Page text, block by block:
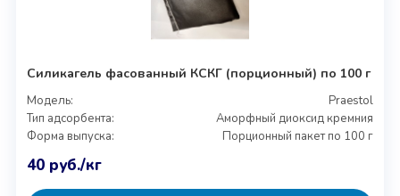
Силикагель фасованный КСКГ (порционный) по 100 г
Модель:
Praestol
Тип адсорбента:
Аморфный диоксид кремния
Форма выпуска:
Порционный пакет по 100 г
40 руб./кг